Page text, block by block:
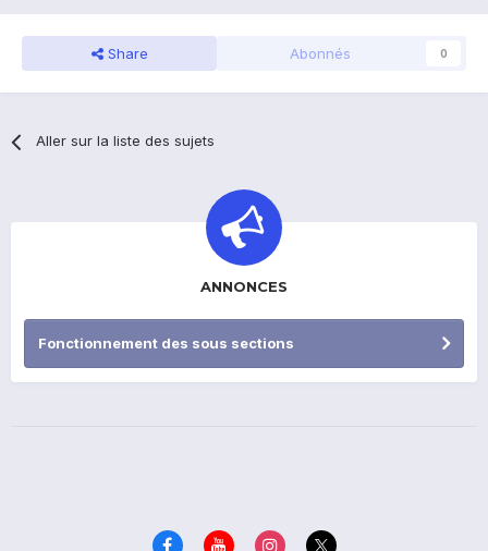
Share Abonnés 0
Aller sur la liste des sujets
ANNONCES
Fonctionnement des sous sections